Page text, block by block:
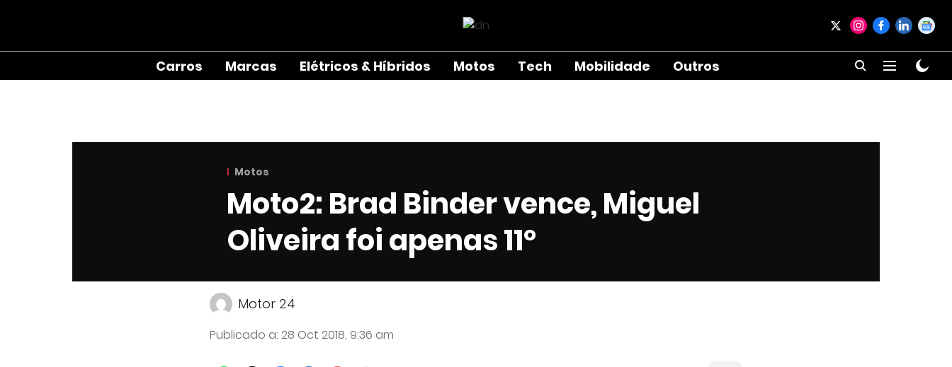
Carros Marcas Elétricos & Híbridos Motos Tech Mobilidade Outros
Motos
Moto2: Brad Binder vence, Miguel
Oliveira foi apenas 11º
Motor 24
Publicado a: 28 Oct 2018, 9:36 am